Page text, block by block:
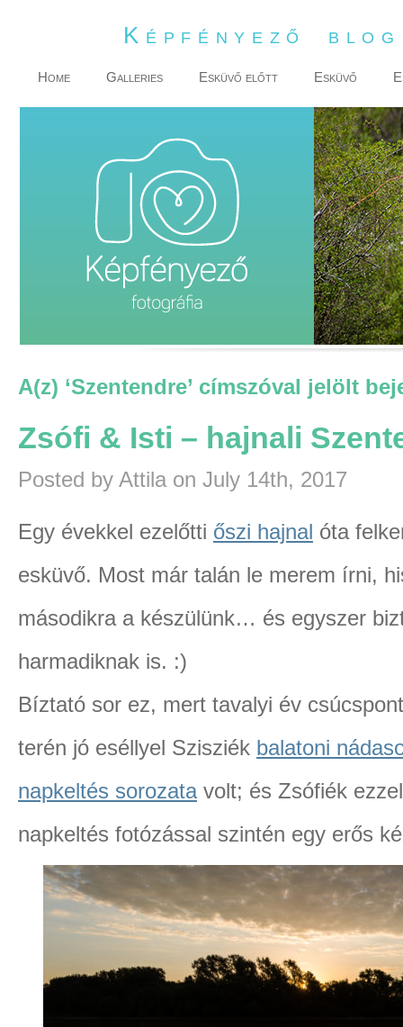
Képfényező
Home Galleries Esküvő előtt Esküvő
A(z) ‘Szentendre’ címszóval jelölt
Zsófi & Isti – hajnali
Posted by Attila on July 14th, 2017
Egy évekkel ezelőtti őszi hajnal óta
esküvő. Most már talán le merem írni,
másodikra a készülünk… és egyszer
harmadiknak is. :)
Bíztató sor ez, mert tavalyi év
terén jó eséllyel Szisziék balatoni
napkeltés sorozatavolt; és Zsófiék
napkeltés fotózással szintén egy erős